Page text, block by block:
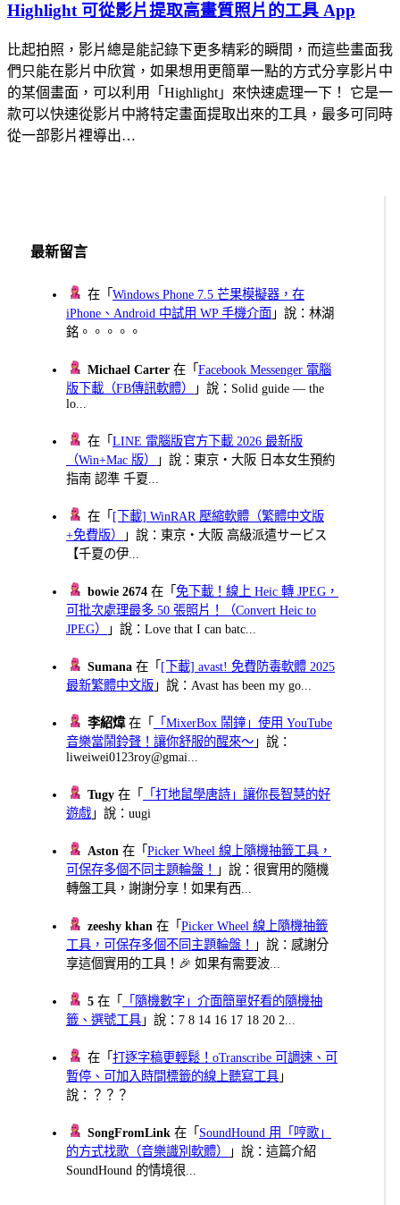
Highlight 可從影片提取高畫質照片的工具 App
比起拍照，影片總是能記錄下更多精彩的瞬間，而這些畫面我
們只能在影片中欣賞，如果想用更簡單一點的方式分享影片中
的某個畫面，可以利用「Highlight」來快速處理一下！ 它是一
款可以快速從影片中將特定畫面提取出來的工具，最多可同時
從一部影片裡導出…
最新留言
在「Windows Phone 7.5 芒果模擬器，在
iPhone、Android 中試用 WP 手機介面 」說：林湖
銘。。。。。
Michael Carter 在「Facebook Messenger 電腦
版下載（FB傳訊軟體）
」說：Solid guide — the
lo...
在「LINE 電腦版官方下載 2026 最新版
（Win+Mac 版）
」說：東京・大阪 日本女生預約
指南 認準 千夏...
在「 [下載] WinRAR 壓縮軟體（繁體中文版
+免費版）
」說：東京・大阪 高級派遣サービス
【千夏の伊...
bowie 2674 在「免下載！線上 Heic 轉 JPEG，
可批次處理最多 50 張照片！（Convert Heic to
JPEG）
」說：Love that I can batc...
Sumana 在「 [下載] avast! 免費防毒軟體 2025
最新繁體中文版 」說：Avast has been my go...
李紹煒在「
「MixerBox 鬧鐘」使用 YouTube
音樂當鬧鈴聲！讓你舒服的醒來～ 」說：
liweiwei0123roy@gmai...
Tugy 在「
「打地鼠學唐詩」讓你長智慧的好
遊戲 」說：uugi
Aston 在「Picker Wheel 線上隨機抽籤工具，
可保存多個不同主題輪盤！
」說：很實用的隨機
轉盤工具，謝謝分享！如果有西...
zeeshy khan 在「Picker Wheel 線上隨機抽籤
工具，可保存多個不同主題輪盤！
」說：感謝分
享這個實用的工具！🎉 如果有需要波...
5 在「
「隨機數字」介面簡單好看的隨機抽
籤、選號工具 」說：7 8 14 16 17 18 20 2...
在「打逐字稿更輕鬆！oTranscribe 可調速、可
暫停、可加入時間標籤的線上聽寫工具 」
說：？？？
SongFromLink 在「 SoundHound 用「哼歌」
的方式找歌（音樂識別軟體）
」說：這篇介紹
SoundHound 的情境很...